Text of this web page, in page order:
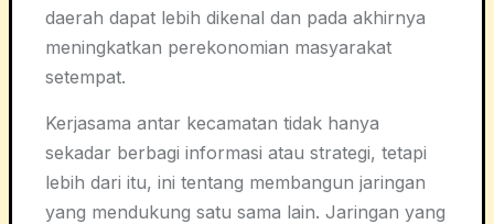
daerah dapat lebih dikenal dan pada akhirnya
meningkatkan perekonomian masyarakat
setempat.
Kerjasama antar kecamatan tidak hanya
sekadar berbagi informasi atau strategi, tetapi
lebih dari itu, ini tentang membangun jaringan
yang mendukung satu sama lain. Jaringan yang